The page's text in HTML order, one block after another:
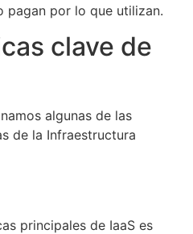
pagan por lo que utilizan.
clave de
algunas de las
de la Infraestructura
principales de IaaS es